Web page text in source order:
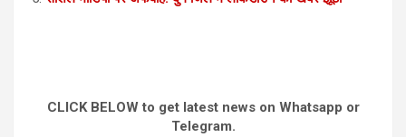
CLICK BELOW to get latest news on Whatsapp or
Telegram.